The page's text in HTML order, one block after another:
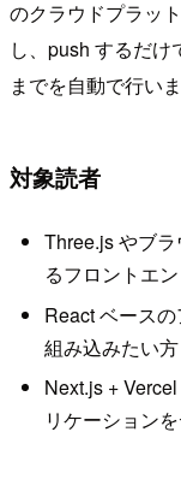
のクラウドプラッ
し、push するだ
までを自動で行いま
対象読者
Three.js やブ
るフロントエ
React ベース
組み込みたい方
Next.js +
リケーション